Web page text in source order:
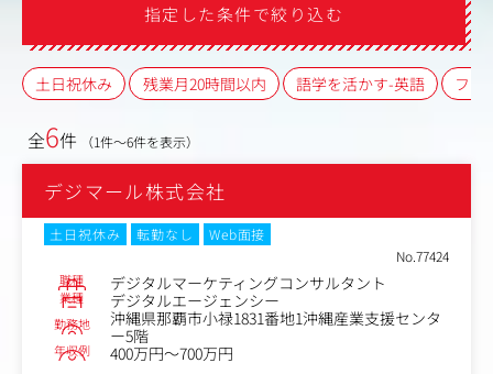
指定した条件で絞り込む
土日祝休み 残業月20時間以内 語学を活かす-英語 フレ
全6件 （1件～6件を表示）
デジマール株式会社
土日祝休み 転勤なし
Web面接
No.77424
職種 デジタルマーケティングコンサルタント
業種 デジタルエージェンシー
勤務地
沖縄県那覇市小禄1831番地1沖縄産業支援センタ
ー5階
年収例
400万円～700万円